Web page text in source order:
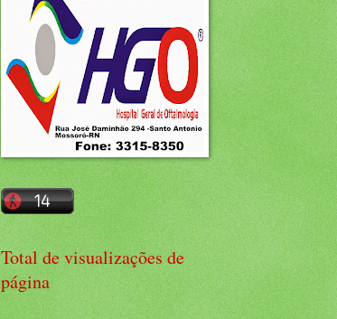
Total de visualizações de
página